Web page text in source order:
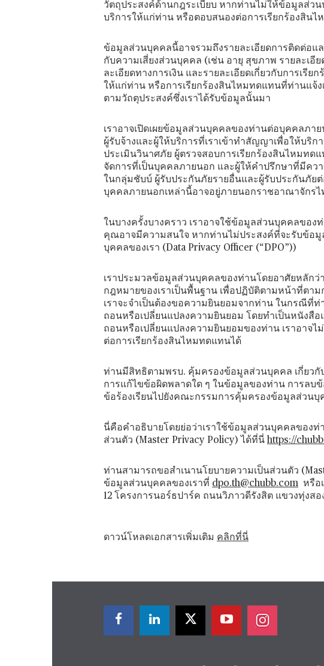
วัตถุประสงค์ด้านกฎระเบียบ หากท่านไม่ให้ข้อมูลส่ว
บริการให้แก่ท่าน หรือตอบสนองต่อการเรียกร้องสินไ
ข้อมูลส่วนบุคคลนี้อาจรวมถึงรายละเอียดการติดต่อแ
กับความเสี่ยงส่วนบุคคล (เช่น อายุ สุขภาพ รายละเ
ละเอียดทางการเงิน และรายละเอียดเกี่ยวกับการเรี
ให้แก่ท่าน หรือการเรียกร้องสินไหมทดแทนที่ท่านแจ้
ตามวัถตุประสงค์ซึ่งเราได้รับข้อมูลนั้นมา
เราอาจเปิดเผยข้อมูลส่วนบุคคลของท่านต่อบุคคลภา
ผู้รับจ้างและผู้ให้บริการที่เราเข้าทำสัญญาเพื่อให้บริก
ประเมินวินาศภัย ผู้ตรวจสอบการเรียกร้องสินไหมทด
จัดการที่เป็นบุคคลภายนอก และผู้ให้คำปรึกษาที่มีคว
ในกลุ่มชับบ์ ผู้รับประกันภัยรายอื่นและผู้รับประกันภัย
บุคคลภายนอกเหล่านี้อาจอยู่ภายนอกราชอาณาจักรไ
ในบางครั้งบางคราว เราอาจใช้ข้อมูลส่วนบุคคลขอ
คุณอาจมีความสนใจ หากท่านไม่ประสงค์ที่จะรับข้อ
บุคคลของเรา (Data Privacy Officer (“DPO”))
เราประมวลข้อมูลส่วนบุคคลของท่านโดยอาศัยหลัก
กฎหมายของเราเป็นพื้นฐาน เพื่อปฏิบัติตามหน้าที่ต
เราจะจำเป็นต้องขอความยินยอมจากท่าน ในกรณีที่
ถอนหรือเปลี่ยนแปลงความยินยอม โดยทำเป็นหนังสื
ถอนหรือเปลี่ยนแปลงความยินยอมของท่าน เราอา
ต่อการเรียกร้องสินไหมทดแทนได้
ท่านมีสิทธิตามพรบ. คุ้มครองข้อมูลส่วนบุคคล เกี่ยว
การแก้ไขข้อผิดพลาดใด ๆ ในข้อมูลของท่าน การล
ข้อร้องเรียนไปยังคณะกรรมการคุ้มครองข้อมูลส่วนบุ
นี่คือคำอธิบายโดยย่อว่าเราใช้ข้อมูลส่วนบุคคลของท่
ส่วนตัว (Master Privacy Policy) ได้ที่นี่ https://
ท่านสามารถขอสำเนานโยบายความเป็นส่วนตัว
ข้อมูลส่วนบุคคลของเราที่ dpo.th@chubb.com หรือ
12 โครงการนอร์ธปาร์ค ถนนวิภาวดีรังสิต แขวงทุ่งส
ดาวน์โหลดเอกสารเพิ่มเติม คลิกที่นี่